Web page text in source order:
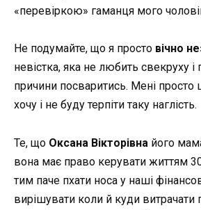
«перевіркою» гаманця мого
Не подумайте, що я просто вічно
невістка, яка не любить свекруху і
причини посваритись. Мені просто
хочу і не буду терпіти таку наглість.
Те, що Оксана Вікторівна його
вона має право керувати життям
тим паче пхати носа у наші
вирішувати коли й куди